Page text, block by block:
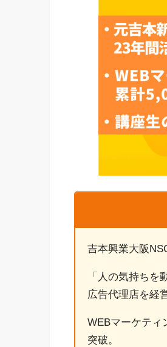
吉本興業大阪
「人の気持ち
広告代理店を経営
WEBマーケティ
突破。